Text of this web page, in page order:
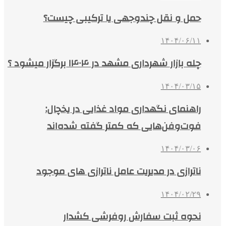
حمل و نقل چندوجهی یا ترکیبی چیست؟
۱۴۰۴/۰۶/۱۱
چله بازار شهرداری مشهد در ۱۴۰۴ برگزار میشود ؟
۱۴۰۴/۰۳/۱۵
راهنمای نگهداری مواد غذایی در یخچال:
فوت‌وفن‌هایی که کمتر گفته شده‌اند
۱۴۰۴/۰۳/۰۶
ناترازی در مدیریت عامل ناترازی های موجود
۱۴۰۴/۰۲/۲۹
نحوه ثبت سفارش روفرشی کشدار